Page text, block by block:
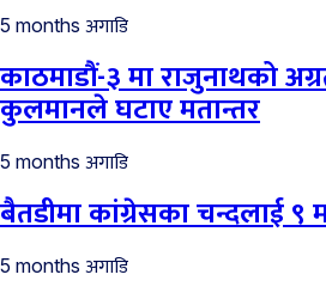
5 months अगाडि
काठमाडौं-३ मा राजुनाथको
कुलमानले घटाए मतान्तर
5 months अगाडि
बैतडीमा कांग्रेसका चन्दलाई ९
5 months अगाडि